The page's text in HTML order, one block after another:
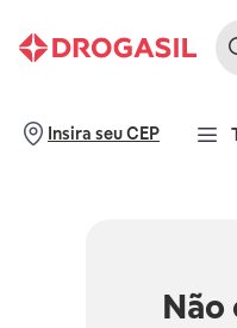
Insira seu CEP
Não